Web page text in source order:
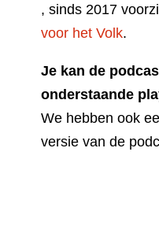
, sinds 2017
voor het Volk.
Je kan de
onderstaande
We hebben ook
versie van de